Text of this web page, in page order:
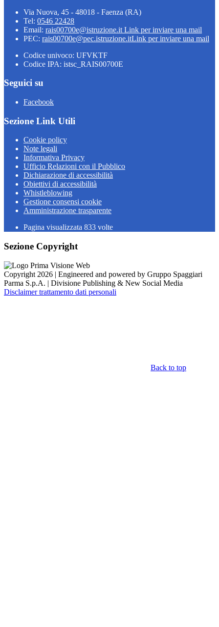
Via Nuova, 45 - 48018 - Faenza (RA)
Tel: 0546 22428
Email: rais00700e@istruzione.it Link per inviare una mail
PEC: rais00700e@pec.istruzione.itLink per inviare una mail
Codice univoco: UFVKTF
Codice IPA: istsc_RAIS00700E
Seguici su
Facebook
Sezione Link Utili
Cookie policy
Note legali
Informativa Privacy
Ufficio Relazioni con il Pubblico
Dichiarazione di accessibilità
Obiettivi di accessibilità
Whistleblowing
Gestione consensi cookie
Amministrazione trasparente
Pagina visualizzata 833 volte
Sezione Copyright
Copyright 2026 | Engineered and powered by Gruppo Spaggiari
Parma S.p.A. | Divisione Publishing & New Social Media
Disclaimer trattamento dati personali
Back to top